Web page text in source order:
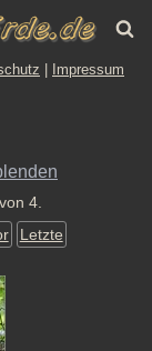
Impressum
4.
Letzte